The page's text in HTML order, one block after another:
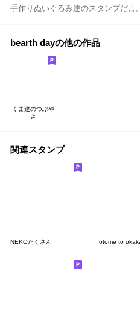
手作りぬいぐるみ達のスタンプだよ。
bearth dayの他の作品
くま達のつぶや
き
関連スタンプ
NEKOたくさん